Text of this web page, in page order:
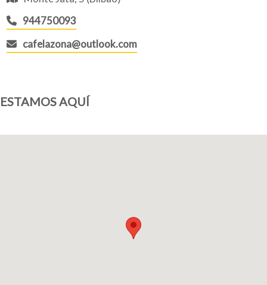
Blog
Añade tu negocio
944750093
cafelazona@outlook.com
ESTAMOS AQUÍ